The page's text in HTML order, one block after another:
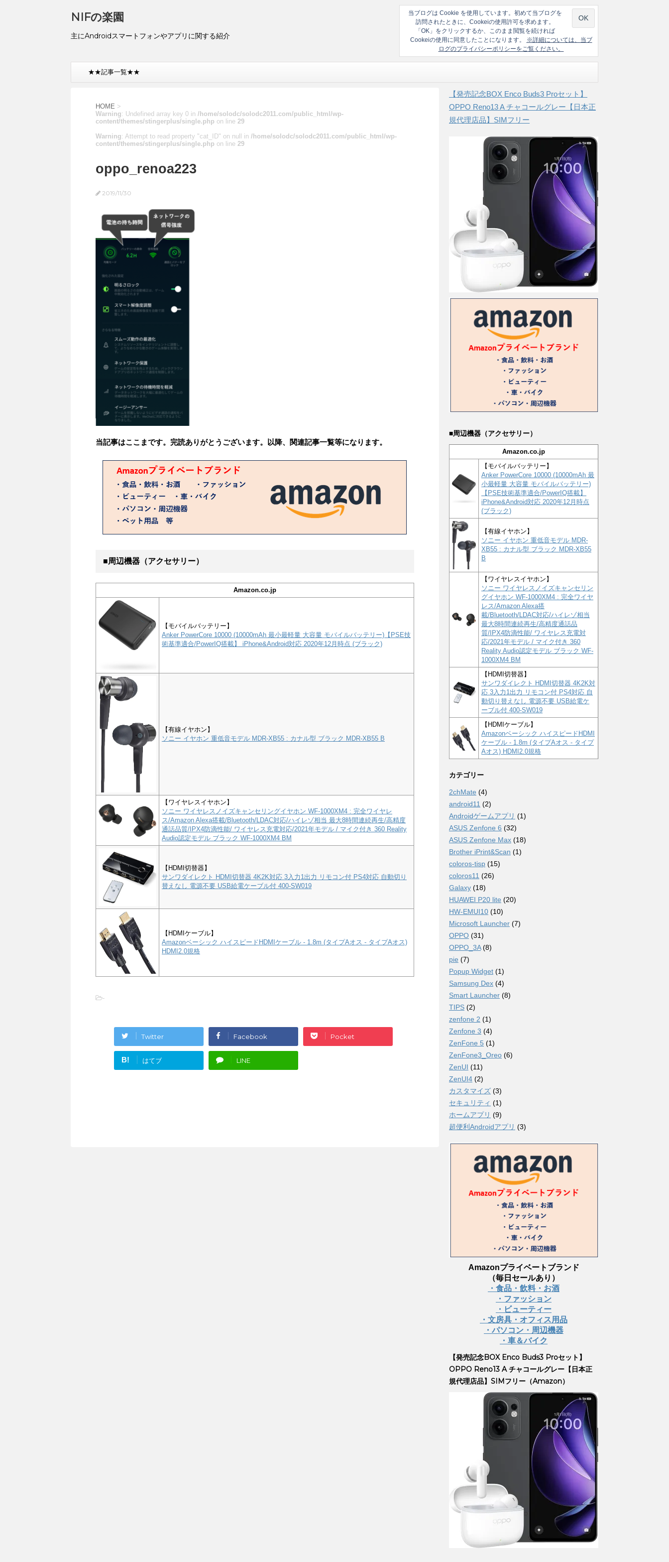
NIFの楽園
主にAndroidスマートフォンやアプリに関する紹介
当ブログは Cookie を使用しています。初めて当ブログを
訪問されたときに、Cookeiの使用許可を求めます。
「OK」をクリックするか、このまま閲覧を続ければ
Cookeiの使用に同意したことになります。
※詳細については、当ブ
ログのプライバシーポリシーをご覧ください。
★★記事一覧★★
HOME >
Warning: Undefined array key 0 in /home/solodc/solodc2011.com/public_html/wp-
content/themes/stingerplus/single.php on line 29
Warning: Attempt to read property "cat_ID" on null in /home/solodc/solodc2011.com/public_html/wp-
content/themes/stingerplus/single.php on line 29
oppo_renoa223
2019/11/30
当記事はここまです。完読ありがとうございます。以降、関連記事一覧等になります。
■周辺機器（アクセサリー）
Amazon.co.jp
【モバイルバッテリー】
Anker PowerCore 10000 (10000mAh 最小最軽量 大容量 モバイルバッテリー)【PSE技
術基準適合/PowerIQ搭載】 iPhone&Android対応 2020年12月時点 (ブラック)
【有線イヤホン】
ソニー イヤホン 重低音モデル MDR-XB55 : カナル型 ブラック MDR-XB55 B
【ワイヤレスイヤホン】
ソニー ワイヤレスノイズキャンセリングイヤホン WF-1000XM4 : 完全ワイヤレ
ス/Amazon Alexa搭載/Bluetooth/LDAC対応/ハイレゾ相当 最大8時間連続再生/高精度
通話品質/IPX4防滴性能/ ワイヤレス充電対応/2021年モデル / マイク付き 360 Reality
Audio認定モデル ブラック WF-1000XM4 BM
【HDMI切替器】
サンワダイレクト HDMI切替器 4K2K対応 3入力1出力 リモコン付 PS4対応 自動切り
替えなし 電源不要 USB給電ケーブル付 400-SW019
【HDMIケーブル】
Amazonベーシック ハイスピードHDMIケーブル - 1.8m (タイプAオス - タイプAオス)
HDMI2.0規格
-
Twitter Facebook Pocket
B! はてブ LINE
【発売記念BOX Enco Buds3 Proセット】
OPPO Reno13 A チャコールグレー【日本正
規代理店品】SIMフリー
■周辺機器（アクセサリー）
Amazon.co.jp
【モバイルバッテリー】
Anker PowerCore 10000 (10000mAh 最
小最軽量 大容量 モバイルバッテリー)
【PSE技術基準適合/PowerIQ搭載】
iPhone&Android対応 2020年12月時点
(ブラック)
【有線イヤホン】
ソニー イヤホン 重低音モデル MDR-
XB55 : カナル型 ブラック MDR-XB55
B
【ワイヤレスイヤホン】
ソニー ワイヤレスノイズキャンセリン
グイヤホン WF-1000XM4 : 完全ワイヤ
レス/Amazon Alexa搭
載/Bluetooth/LDAC対応/ハイレゾ相当
最大8時間連続再生/高精度通話品
質/IPX4防滴性能/ ワイヤレス充電対
応/2021年モデル / マイク付き 360
Reality Audio認定モデル ブラック WF-
1000XM4 BM
【HDMI切替器】
サンワダイレクト HDMI切替器 4K2K対
応 3入力1出力 リモコン付 PS4対応 自
動切り替えなし 電源不要 USB給電ケ
ーブル付 400-SW019
【HDMIケーブル】
Amazonベーシック ハイスピードHDMI
ケーブル - 1.8m (タイプAオス - タイプ
Aオス) HDMI2.0規格
カテゴリー
2chMate (4)
android11 (2)
Androidゲームアプリ (1)
ASUS Zenfone 6 (32)
ASUS Zenfone Max (18)
Brother iPrint&Scan (1)
coloros-tisp (15)
coloros11 (26)
Galaxy (18)
HUAWEI P20 lite (20)
HW-EMUI10 (10)
Microsoft Launcher (7)
OPPO (31)
OPPO_3A(8)
pie (7)
Popup Widget (1)
Samsung Dex (4)
Smart Launcher (8)
TIPS (2)
zenfone 2 (1)
Zenfone 3 (4)
ZenFone 5 (1)
ZenFone3_Oreo (6)
ZenUI (11)
ZenUI4 (2)
カスタマイズ (3)
セキュリティ (1)
ホームアプリ (9)
超便利Androidアプリ (3)
Amazonプライベートブランド
（毎日セールあり）
・食品・飲料・お酒
・ファッション
・ビューティー
・文房具・オフィス用品
・パソコン・周辺機器
・車＆バイク
【発売記念BOX Enco Buds3 Proセット】
OPPO Reno13 A チャコールグレー【日本正
規代理店品】SIMフリー（Amazon）